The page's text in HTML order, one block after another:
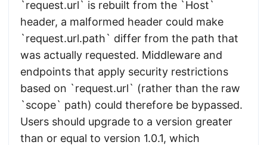
`request.url` is rebuilt from the `Host`
header, a malformed header could make
`request.url.path` differ from the path that
was actually requested. Middleware and
endpoints that apply security restrictions
based on `request.url` (rather than the raw
`scope` path) could therefore be bypassed.
Users should upgrade to a version greater
than or equal to version 1.0.1, which